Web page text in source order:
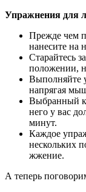
Упражнения для
Прежде чем
нанесите на
Старайтесь
положении,
Выполняйте
напрягая
Выбранный
него у вас
минут.
Каждое
нескольких
жжение.
А теперь